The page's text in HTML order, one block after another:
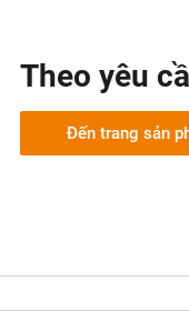
Theo yêu
Đến trang sản